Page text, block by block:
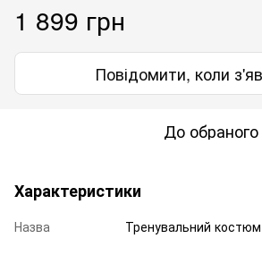
1 899 грн
Повідомити, коли
До обраного
Характеристики
Назва Тренувальний